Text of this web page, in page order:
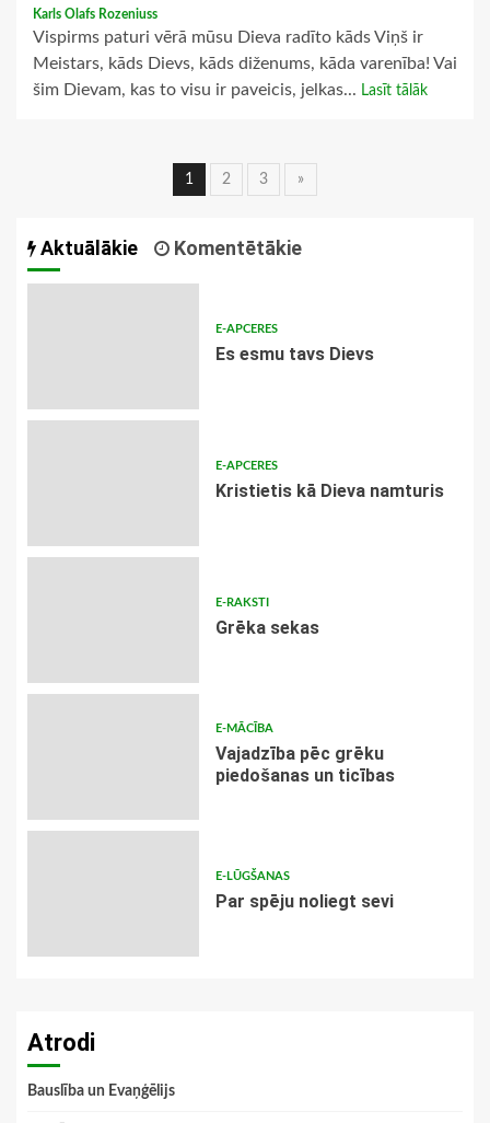
Karls Olafs Rozeniuss
Vispirms paturi vērā mūsu Dieva radīto kāds Viņš ir
Meistars, kāds Dievs, kāds diženums, kāda varenība! Vai
šim Dievam, kas to visu ir paveicis, jelkas... Lasīt tālāk
Ziņu
1 2 3 »
Aktuālākie Komentētākie
E-APCERES
Es esmu tavs Dievs
E-APCERES
Kristietis kā Dieva namturis
E-RAKSTI
Grēka sekas
E-MĀCĪBA
Vajadzība pēc grēku
piedošanas un ticības
E-LŪGŠANAS
Par spēju noliegt sevi
Atrodi
Bauslība un Evaņģēlijs